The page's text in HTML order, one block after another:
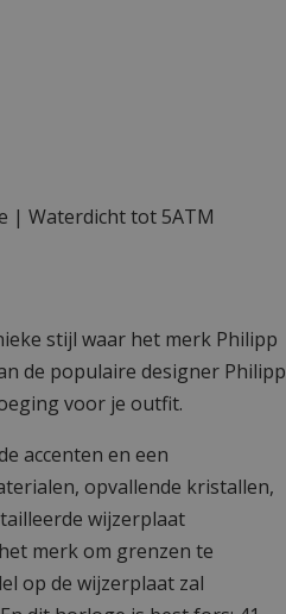
| Waterdicht tot 5ATM
stijl waar het merk Philipp
de populaire designer Philipp
voor je outfit.
accenten en een
opvallende kristallen,
wijzerplaat
merk om grenzen te
op de wijzerplaat zal